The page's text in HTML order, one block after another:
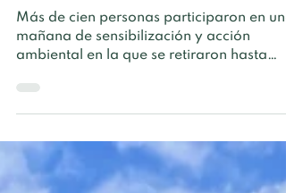
Más de cien personas participaron en una
mañana de sensibilización y acción
ambiental en la que se retiraron hasta
natural El pasado 31 de mayo, el municipio
madrileño de Ciempozuelos amaneció
Durante toda la mañana, vecinxs de
las edades participaron en las I Jornadas
de Medio Ambiente del pueblo, una